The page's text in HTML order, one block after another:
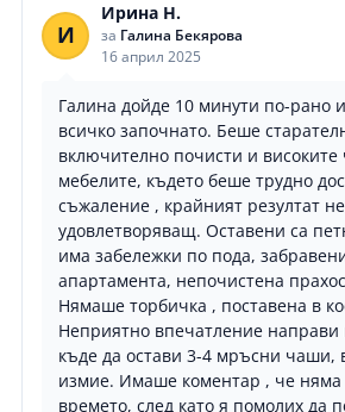
И
Ирина Н.
за Галина Бекярова
16 април 2025
Галина дойде 10 минути по-рано
всичко започнато. Беше
включително почисти и високите
мебелите, където беше трудно
съжаление , крайният резултат
удовлетворяващ. Оставени са
има забележки по пода,
апартамента, непочистена
Нямаше торбичка , поставена в
Неприятно впечатление
къде да остави 3-4 мръсни чаши,
измие. Имаше коментар , че няма
времето, след като я помолих да